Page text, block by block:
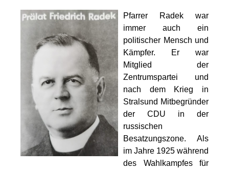
Pfarrer Radek war
immer auch ein
politischer Mensch und
Kämpfer. Er war
Mitglied der
Zentrumspartei und
nach dem Krieg in
Stralsund Mitbegründer
der CDU in der
russischen
Besatzungszone. Als
im Jahre 1925 während
des Wahlkampfes für